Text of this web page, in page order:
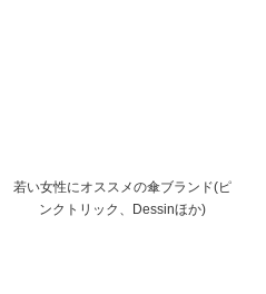
若い女性にオススメの傘ブランド(ピ
ンクトリック、Dessinほか)